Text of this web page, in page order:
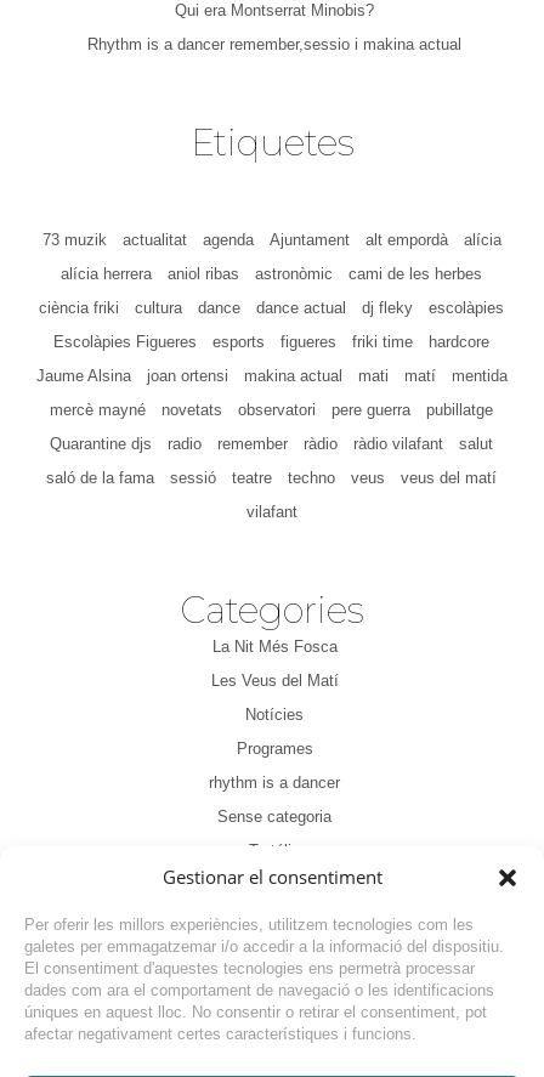
Gestionar el consentiment
Per oferir les millors experiències, utilitzem tecnologies com les
galetes per emmagatzemar i/o accedir a la informació del dispositiu.
El consentiment d'aquestes tecnologies ens permetrà processar
dades com ara el comportament de navegació o les identificacions
úniques en aquest lloc. No consentir o retirar el consentiment, pot
afectar negativament certes característiques i funcions.
Qui era Montserrat Minobis?
Rhythm is a dancer remember,sessio i makina actual
Etiquetes
73 muzik actualitat agenda Ajuntament alt empordà
alícia
alícia herrera
aniol ribas astronòmic
cami de les herbes
ciència friki
cultura dance dance actual dj fleky
escolàpies
Escolàpies Figueres
esports figueres friki time
hardcore
Jaume Alsina
joan ortensi makina actual mati matí
mentida
mercè mayné
novetats observatori pere guerra
pubillatge
Quarantine djs
radio remember ràdio ràdio vilafant
salut
saló de la fama
sessió teatre techno veus
veus del matí
vilafant
Categories
La Nit Més Fosca
Les Veus del Matí
Notícies
Programes
rhythm is a dancer
Sense categoria
Tertúlia
NOTÍCIA ANTERIOR
NOTÍCIA SEGÜENT